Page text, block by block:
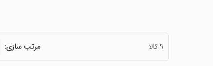
9 کالا مرتب سازی: